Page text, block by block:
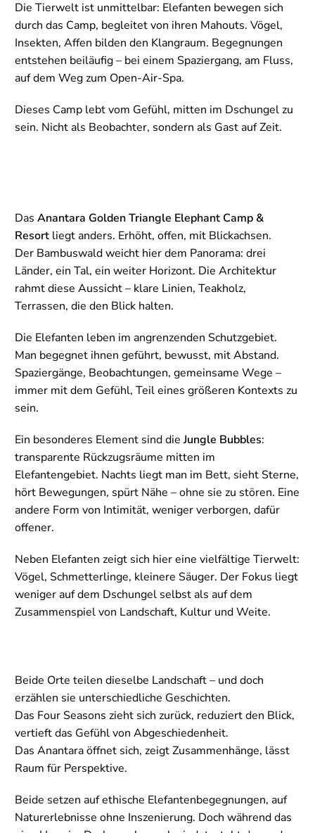
Die Tierwelt ist unmittelbar: Elefanten bewegen sich
durch das Camp, begleitet von ihren Mahouts. Vögel,
Insekten, Affen bilden den Klangraum. Begegnungen
entstehen beiläufig – bei einem Spaziergang, am Fluss,
auf dem Weg zum Open-Air-Spa.
Dieses Camp lebt vom Gefühl, mitten im Dschungel zu
sein. Nicht als Beobachter, sondern als Gast auf Zeit.
Das Anantara Golden Triangle Elephant Camp &
Resort liegt anders. Erhöht, offen, mit Blickachsen.
Der Bambuswald weicht hier dem Panorama: drei
Länder, ein Tal, ein weiter Horizont. Die Architektur
rahmt diese Aussicht – klare Linien, Teakholz,
Terrassen, die den Blick halten.
Die Elefanten leben im angrenzenden Schutzgebiet.
Man begegnet ihnen geführt, bewusst, mit Abstand.
Spaziergänge, Beobachtungen, gemeinsame Wege –
immer mit dem Gefühl, Teil eines größeren Kontexts zu
sein.
Ein besonderes Element sind dieJungle Bubbles:
transparente Rückzugsräume mitten im
Elefantengebiet. Nachts liegt man im Bett, sieht Sterne,
hört Bewegungen, spürt Nähe – ohne sie zu stören. Eine
andere Form von Intimität, weniger verborgen, dafür
offener.
Neben Elefanten zeigt sich hier eine vielfältige Tierwelt:
Vögel, Schmetterlinge, kleinere Säuger. Der Fokus liegt
weniger auf dem Dschungel selbst als auf dem
Zusammenspiel von Landschaft, Kultur und Weite.
Beide Orte teilen dieselbe Landschaft – und doch
erzählen sie unterschiedliche Geschichten.
Das Four Seasons zieht sich zurück, reduziert den Blick,
vertieft das Gefühl von Abgeschiedenheit.
Das Anantara öffnet sich, zeigt Zusammenhänge, lässt
Raum für Perspektive.
Beide setzen auf ethische Elefantenbegegnungen, auf
Naturerlebnisse ohne Inszenierung. Doch während das